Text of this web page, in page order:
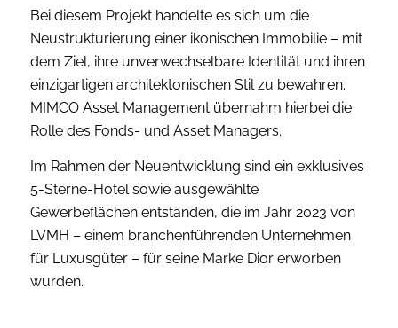
Bei diesem Projekt handelte es sich um die
Neustrukturierung einer ikonischen Immobilie – mit
dem Ziel, ihre unverwechselbare Identität und ihren
einzigartigen architektonischen Stil zu bewahren.
MIMCO Asset Management übernahm hierbei die
Rolle des Fonds- und Asset Managers.
Im Rahmen der Neuentwicklung sind ein exklusives
5-Sterne-Hotel sowie ausgewählte
Gewerbeflächen entstanden, die im Jahr 2023 von
LVMH – einem branchenführenden Unternehmen
für Luxusgüter – für seine Marke Dior erworben
wurden.